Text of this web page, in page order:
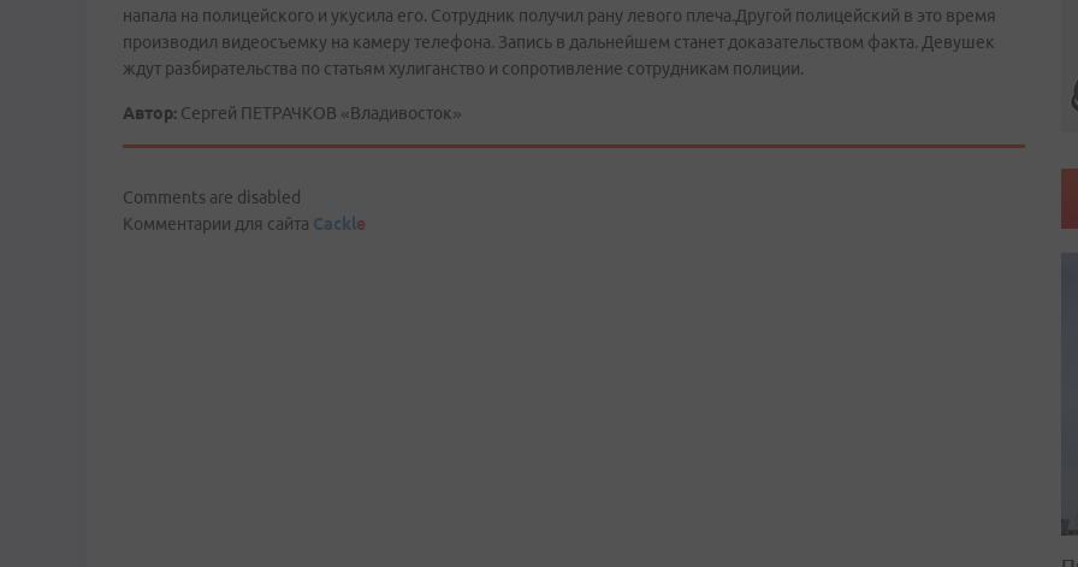
напала на полицейского и укусила его. Сотрудник получил рану левого плеча.Другой полицейский в это время
производил видеосъемку на камеру телефона. Запись в дальнейшем станет доказательством факта. Девушек
ждут разбирательства по статьям хулиганство и сопротивление сотрудникам полиции.
Автор: Сергей ПЕТРАЧКОВ «Владивосток»
Comments are disabled
Комментарии для сайта Cackle